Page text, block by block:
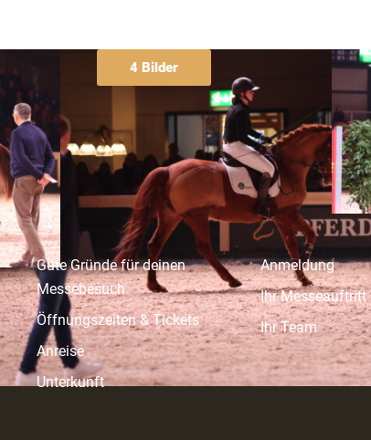
4 Bilder
Besuchen
Gute Gründe für deinen
Messebesuch
Öffnungszeiten & Tickets
Anreise
Unterkunft
Ausstellen
Anmeldung
Ihr Messeauftritt
Ihr Team